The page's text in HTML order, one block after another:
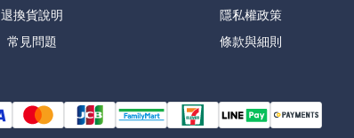
退換貨說明
常見問題
隱私權政策
條款與細則